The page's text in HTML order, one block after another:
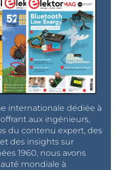
internationale dédiée à
aux ingénieurs,
du contenu expert, des
des insights sur
1960, nous avons
mondiale à